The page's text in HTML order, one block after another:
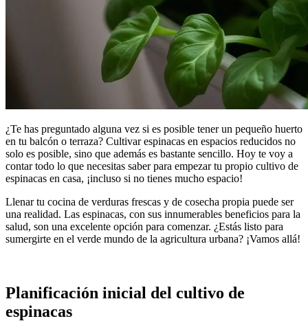
¿Te has preguntado alguna vez si es posible tener un pequeño huerto
en tu balcón o terraza? Cultivar espinacas en espacios reducidos no
solo es posible, sino que además es bastante sencillo. Hoy te voy a
contar todo lo que necesitas saber para empezar tu propio cultivo de
espinacas en casa, ¡incluso si no tienes mucho espacio!
Llenar tu cocina de verduras frescas y de cosecha propia puede ser
una realidad. Las espinacas, con sus innumerables beneficios para la
salud, son una excelente opción para comenzar. ¿Estás listo para
sumergirte en el verde mundo de la agricultura urbana? ¡Vamos allá!
Planificación inicial del cultivo de
espinacas